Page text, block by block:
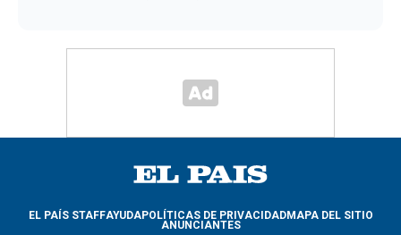
EL PAÍS STAFFAYUDAPOLÍTICAS DE PRIVACIDADMAPA DEL SITIO
ANUNCIANTES